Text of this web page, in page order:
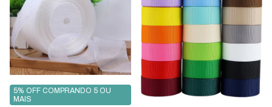
5% OFF COMPRANDO 5 OU
MAIS